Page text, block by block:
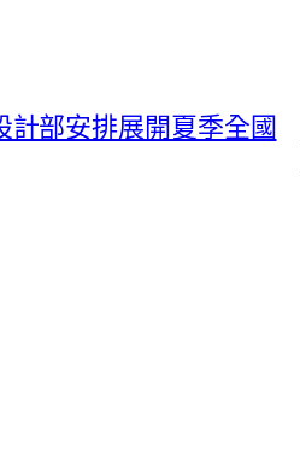
計部安排展開夏季全國